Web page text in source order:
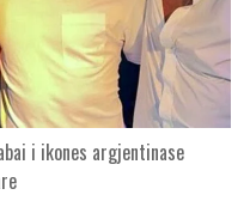
i ikones argjentinase